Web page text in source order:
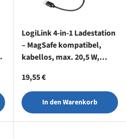
LogiLink 4-in-1 Ladestation
– MagSafe kompatibel,
kabellos, max. 20,5 W,
Normaler Preis
19,55 €
In den Warenkorb